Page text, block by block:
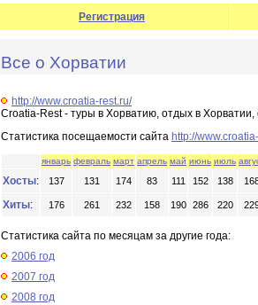
Регистрация
Все о Хорватии
http://www.croatia-rest.ru/
Croatia-Rest - туры в Хорватию, отдых в
Статистика посещаемости сайта http://
январь февраль март апрель май июнь июль
Хосты: 137 131 174 83 111 152 138
Хиты: 176 261 232 158 190 286 220
Статистика сайта по месяцам за другие года:
2006 год
2007 год
2008 год